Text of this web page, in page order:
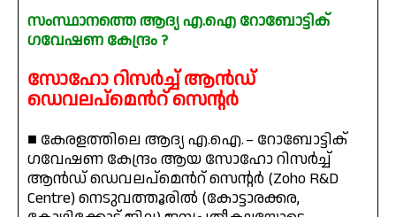
സംസ്ഥാനത്തെ ആദ്യ എ.ഐ റോബോട്ടിക്
ഗവേഷണ കേന്ദ്രം ?
സോഹോ റിസർച്ച് ആൻഡ്
ഡെവലപ്മെൻറ് സെന്റർ
■ കേരളത്തിലെ ആദ്യ എ.ഐ. – റോബോട്ടിക്
ഗവേഷണ കേന്ദ്രം ആയ സോഹോ റിസർച്ച്
ആൻഡ് ഡെവലപ്മെൻറ് സെന്റർ (Zoho R&D
Centre) നെടുവത്തൂരിൽ (കോട്ടാരക്കര,